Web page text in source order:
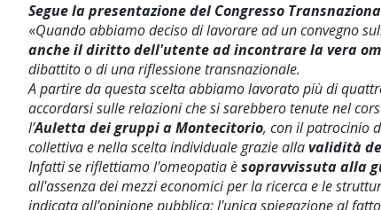
Segue la presentazione del Congresso
«Quando abbiamo deciso di lavorare ad un convegno
anche il diritto dell'utente ad incontrare la vera
dibattito o di una riflessione transnazionale.
A partire da questa scelta abbiamo lavorato più di
accordarsi sulle relazioni che si sarebbero tenute nel
l’Auletta dei gruppi a Montecitorio, con il patrocinio
collettiva e nella scelta individuale grazie allavalidità
Infatti se riflettiamo l'omeopatia èsopravvissuta alla
all'assenza dei mezzi economici per la ricerca e le
indicata all'opinione pubblica; l'unica spiegazione al